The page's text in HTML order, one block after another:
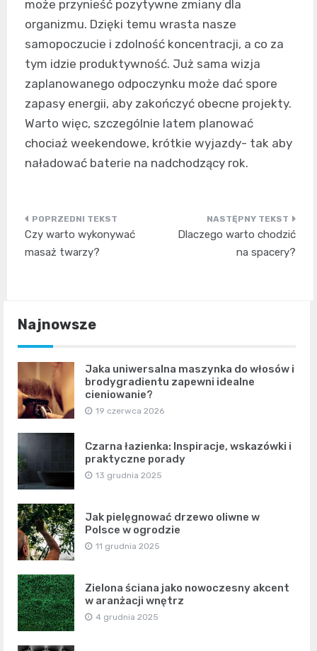
może przynieść pozytywne zmiany dla
organizmu. Dzięki temu wrasta nasze
samopoczucie i zdolność koncentracji, a co za
tym idzie produktywność. Już sama wizja
zaplanowanego odpoczynku może dać spore
zapasy energii, aby zakończyć obecne projekty.
Warto więc, szczególnie latem planować
chociaż weekendowe, krótkie wyjazdy- tak aby
naładować baterie na nadchodzący rok.
Nawigacja
wpisu
Czy warto wykonywać
masaż twarzy?
Dlaczego warto chodzić
na spacery?
Najnowsze
Jaka uniwersalna maszynka do włosów i
brodygradientu zapewni idealne
cieniowanie?
19 czerwca 2026
Czarna łazienka: Inspiracje, wskazówki i
praktyczne porady
13 grudnia 2025
Jak pielęgnować drzewo oliwne w
Polsce w ogrodzie
11 grudnia 2025
Zielona ściana jako nowoczesny akcent
w aranżacji wnętrz
4 grudnia 2025